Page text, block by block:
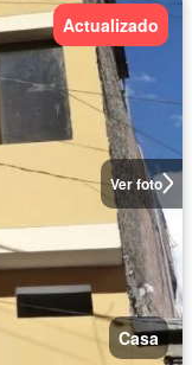
Ver foto
Actualizado
Casa